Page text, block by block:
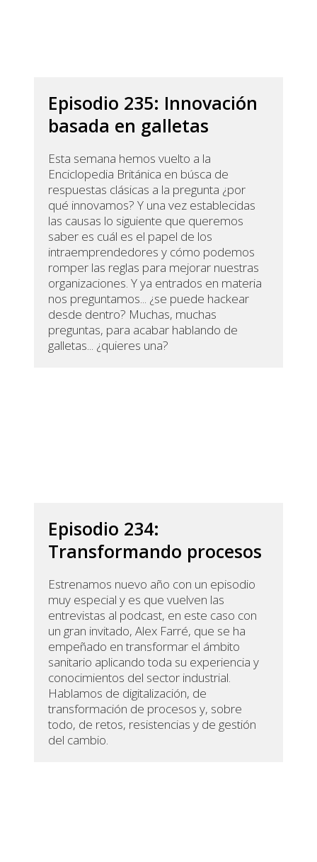
Episodio 235: Innovación
basada en galletas
Esta semana hemos vuelto a la
Enciclopedia Británica en búsca de
respuestas clásicas a la pregunta ¿por
qué innovamos? Y una vez establecidas
las causas lo siguiente que queremos
saber es cuál es el papel de los
intraemprendedores y cómo podemos
romper las reglas para mejorar nuestras
organizaciones. Y ya entrados en materia
nos preguntamos... ¿se puede hackear
desde dentro? Muchas, muchas
preguntas, para acabar hablando de
galletas... ¿quieres una?
Episodio 234:
Transformando procesos
Estrenamos nuevo año con un episodio
muy especial y es que vuelven las
entrevistas al podcast, en este caso con
un gran invitado, Alex Farré, que se ha
empeñado en transformar el ámbito
sanitario aplicando toda su experiencia y
conocimientos del sector industrial.
Hablamos de digitalización, de
transformación de procesos y, sobre
todo, de retos, resistencias y de gestión
del cambio.